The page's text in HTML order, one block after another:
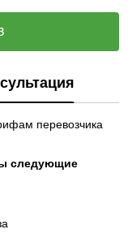
перевозчика
следующие